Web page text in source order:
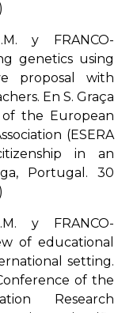
y FRANCO-
genetics using
proposal with
En S. Graça
of the European
(ESERA
in an
Portugal. 30
y FRANCO-
of educational
setting.
of the
Research